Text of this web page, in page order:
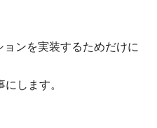
ンを実装するためだけに
します。